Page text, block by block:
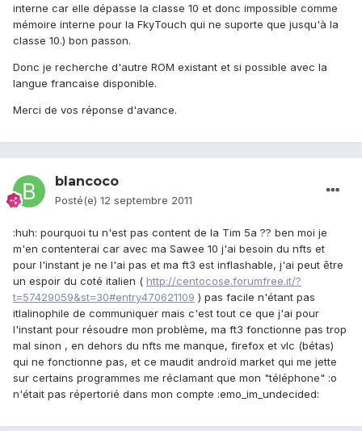
interne car elle dépasse la classe 10 et donc impossible comme
mémoire interne pour la FkyTouch qui ne suporte que jusqu'à la
classe 10.) bon passon.
Donc je recherche d'autre ROM existant et si possible avec la
langue francaise disponible.
Merci de vos réponse d'avance.
blancoco
Posté(e) 12 septembre 2011
:huh: pourquoi tu n'est pas content de la Tim 5a ?? ben moi je
m'en contenterai car avec ma Sawee 10 j'ai besoin du nfts et
pour l'instant je ne l'ai pas et ma ft3 est inflashable, j'ai peut être
un espoir du coté italien ( http://centocose.forumfree.it/?
t=57429059&st=30#entry470621109 ) pas facile n'étant pas
itlalinophile de communiquer mais c'est tout ce que j'ai pour
l'instant pour résoudre mon problème, ma ft3 fonctionne pas trop
mal sinon , en dehors du nfts me manque, firefox et vlc (bétas)
qui ne fonctionne pas, et ce maudit androïd market qui me jette
sur certains programmes me réclamant que mon "téléphone" :o
n'était pas répertorié dans mon compte :emo_im_undecided: